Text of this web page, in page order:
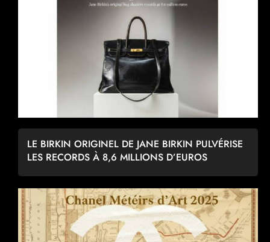
LE BIRKIN ORIGINEL DE JANE BIRKIN PULVÉRISE
LES RECORDS À 8,6 MILLIONS D’EUROS